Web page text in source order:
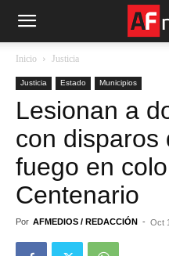
Inicio Justicia
Justicia Estado Municipios
Lesionan a
con disparos
fuego en
Centenario
Por AFMEDIOS / REDACCIÓN - Oct